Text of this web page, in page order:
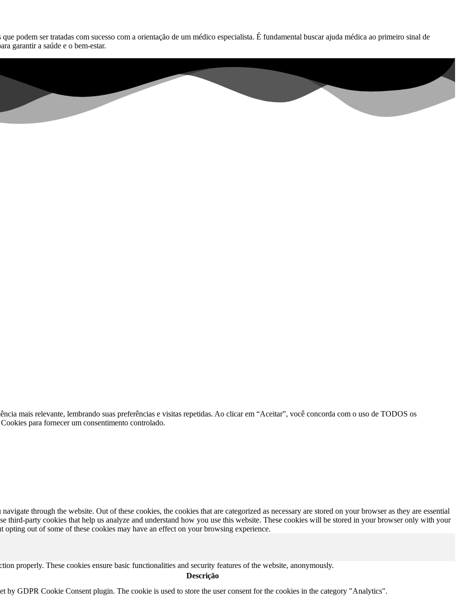
podem ser tratadas com sucesso com a orientação de um médico especialista. É fundamental buscar ajuda médica ao primeiro sinal de
garantir a saúde e o bem-estar.
mais relevante, lembrando suas preferências e visitas repetidas. Ao clicar em “Aceitar”, você concorda com o uso de TODOS os
para fornecer um consentimento controlado.
through the website. Out of these cookies, the cookies that are categorized as necessary are stored on your browser as they are essential
third-party cookies that help us analyze and understand how you use this website. These cookies will be stored in your browser only with your
out of some of these cookies may have an effect on your browsing experience.
properly. These cookies ensure basic functionalities and security features of the website, anonymously.
Descrição
by GDPR Cookie Consent plugin. The cookie is used to store the user consent for the cookies in the category "Analytics".